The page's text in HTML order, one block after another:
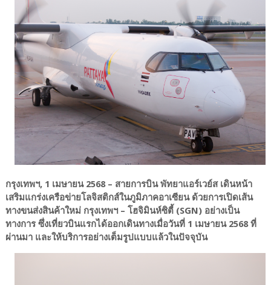
กรุงเทพฯ, 1 เมษายน 2568 – สายการบิน พัทยาแอร์เวย์ส เดินหน้า
เสริมแกร่งเครือข่ายโลจิสติกส์ในภูมิภาคอาเซียน ด้วยการเปิดเส้น
ทางขนส่งสินค้าใหม่ กรุงเทพฯ – โฮจิมินห์ซิตี้ (SGN) อย่างเป็น
ทางการ ซึ่งเที่ยวบินแรกได้ออกเดินทางเมื่อวันที่ 1 เมษายน 2568 ที่
ผ่านมา และให้บริการอย่างเต็มรูปแบบแล้วในปัจจุบัน